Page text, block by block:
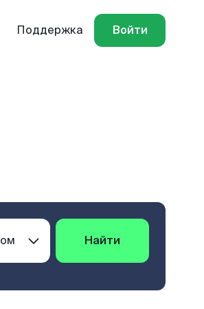
Поддержка Войти
Найти